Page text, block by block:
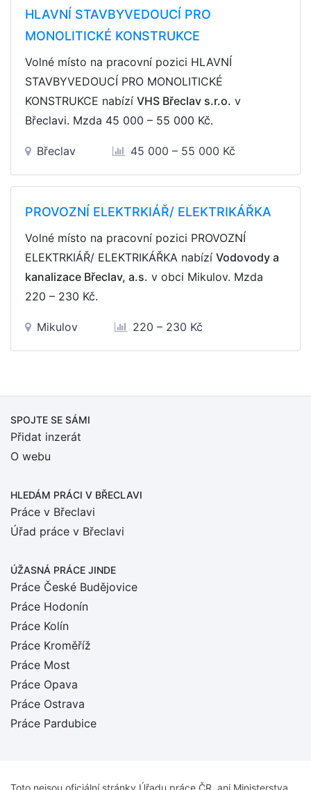
HLAVNÍ STAVBYVEDOUCÍ PRO
MONOLITICKÉ KONSTRUKCE
Volné místo na pracovní pozici HLAVNÍ
STAVBYVEDOUCÍ PRO MONOLITICKÉ
KONSTRUKCE nabízí VHS Břeclav s.r.o. v
Břeclavi. Mzda 45 000 – 55 000 Kč.
Břeclav 45 000 – 55 000 Kč
PROVOZNÍ ELEKTRKIÁŘ/ ELEKTRIKÁŘKA
Volné místo na pracovní pozici PROVOZNÍ
ELEKTRKIÁŘ/ ELEKTRIKÁŘKA nabízí Vodovody a
kanalizace Břeclav, a.s. v obci Mikulov. Mzda
220 – 230 Kč.
Mikulov 220 – 230 Kč
SPOJTE SE SÁMI
Přidat inzerát
O webu
HLEDÁM PRÁCI V BŘECLAVI
Práce v Břeclavi
Úřad práce v Břeclavi
ÚŽASNÁ PRÁCE JINDE
Práce České Budějovice
Práce Hodonín
Práce Kolín
Práce Kroměříž
Práce Most
Práce Opava
Práce Ostrava
Práce Pardubice
Toto nejsou oficiální stránky Úřadu práce ČR, ani Ministerstva